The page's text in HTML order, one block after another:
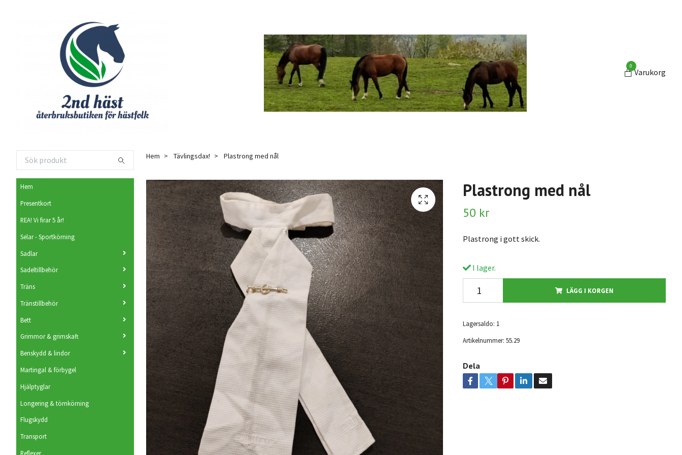
0
Varukorg
Hem
Presentkort
REA! Vi firar 5 år!
Selar - Sportkörning
Sadlar
Sadeltillbehör
Träns
Tränstillbehör
Bett
Grimmor & grimskaft
Benskydd & lindor
Martingal & förbygel
Hjälptyglar
Longering & tömkörning
Flugskydd
Transport
Reflexer
Hem Tävlingsdax! Plastrong med nål
Plastrong med nål
50 kr
Plastrong i gott skick.
I lager.
LÄGG I KORGEN
Lagersaldo: 1
Artikelnummer: 55.29
Dela